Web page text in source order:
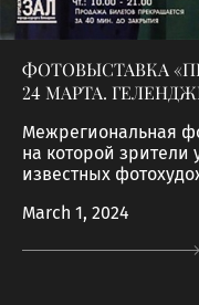
ФОТОВЫСТАВКА
24 МАРТА.
Межрегиональная
на которой зрители
известных
March 1, 2024